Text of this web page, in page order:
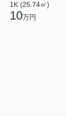
1K (25.74㎡)
10万円